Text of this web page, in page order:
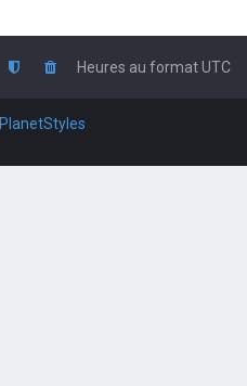
Heures au formatUTC
PlanetStyles